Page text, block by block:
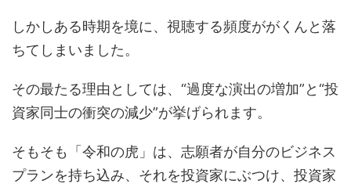
しかしある時期を境に、視聴する頻度ががくんと落
ちてしまいました。
その最たる理由としては、“過度な演出の増加”と“投
資家同士の衝突の減少”が挙げられます。
そもそも「令和の虎」は、志願者が自分のビジネス
プランを持ち込み、それを投資家にぶつけ、投資家